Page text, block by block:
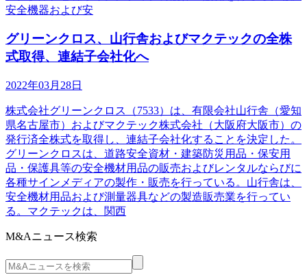
安全機器および安
グリーンクロス、山行舎およびマクテックの全株
式取得、連結子会社化へ
2022年03月28日
株式会社グリーンクロス（7533）は、有限会社山行舎（愛知
県名古屋市）およびマクテック株式会社（大阪府大阪市）の
発行済全株式を取得し、連結子会社化することを決定した。
グリーンクロスは、道路安全資材・建築防災用品・保安用
品・保護具等の安全機材用品の販売およびレンタルならびに
各種サインメディアの製作・販売を行っている。山行舎は、
安全機材用品および測量器具などの製造販売業を行ってい
る。マクテックは、関西
M&Aニュース検索